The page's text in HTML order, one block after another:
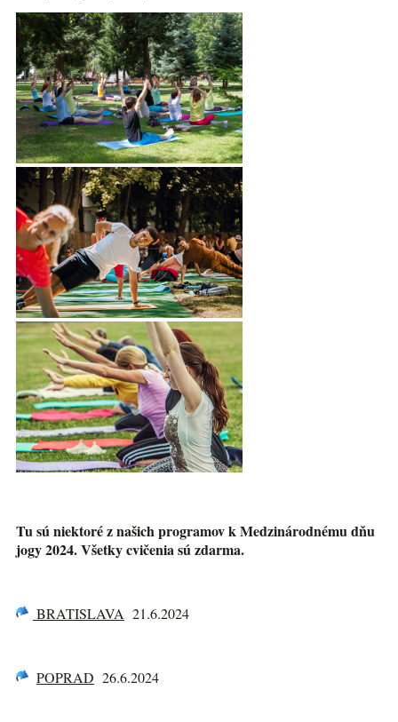
Tu sú niektoré z našich programov k Medzinárodnému dňu
jogy 2024. Všetky cvičenia sú zdarma.
BRATISLAVA 21.6.2024
POPRAD 26.6.2024